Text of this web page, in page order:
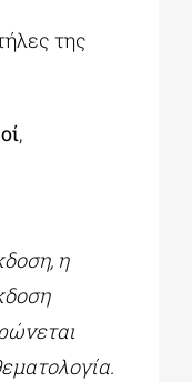
της
,
η